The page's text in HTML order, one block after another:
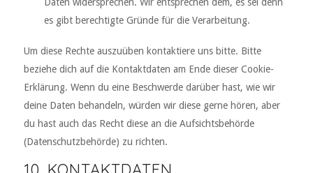
es gibt berechtigte Gründe für die Verarbeitung.
Um diese Rechte auszuüben kontaktiere uns bitte. Bitte
beziehe dich auf die Kontaktdaten am Ende dieser Cookie-
Erklärung. Wenn du eine Beschwerde darüber hast, wie wir
deine Daten behandeln, würden wir diese gerne hören, aber
du hast auch das Recht diese an die Aufsichtsbehörde
(Datenschutzbehörde) zu richten.